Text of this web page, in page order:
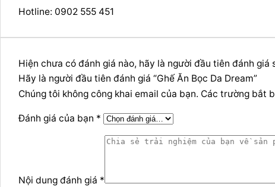
Hotline: 0902 555 451
Hiện chưa có đánh giá nào, hãy là người đầu tiên đánh giá
Hãy là người đầu tiên đánh giá “Ghế Ăn Bọc Da Dream”
Chúng tôi không công khai email của bạn. Các trường bắt
Đánh giá của bạn *
Nội dung đánh giá *